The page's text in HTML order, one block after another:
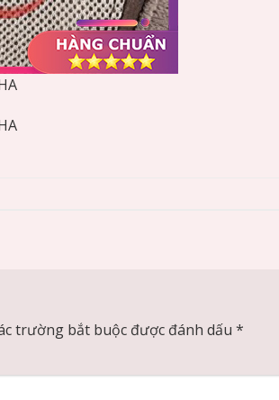
trường bắt buộc được đánh dấu *